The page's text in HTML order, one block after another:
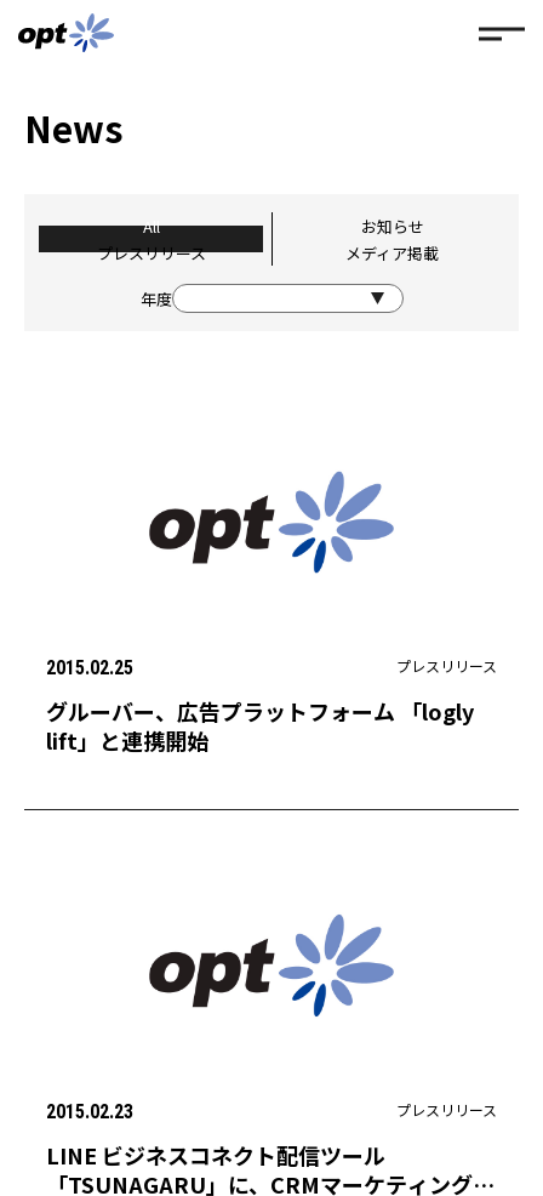
News
All
お知らせ
プレスリリース
メディア掲載
年度
2015.02.25 プレスリリース
グルーバー、広告プラットフォーム 「logly
lift」と連携開始
2015.02.23 プレスリリース
LINE ビジネスコネクト配信ツール
「TSUNAGARU」に、CRMマーケティングと